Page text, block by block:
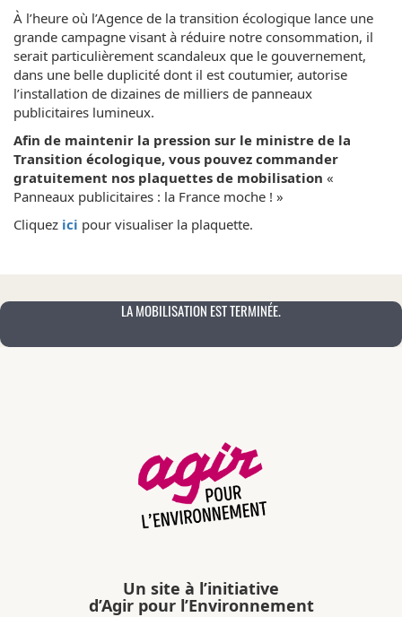
À l’heure où l’Agence de la transition écologique lance une
grande campagne visant à réduire notre consommation, il
serait particulièrement scandaleux que le gouvernement,
dans une belle duplicité dont il est coutumier, autorise
l’installation de dizaines de milliers de panneaux
publicitaires lumineux.
Afin de maintenir la pression sur le ministre de la
Transition écologique, vous pouvez commander
gratuitement nos plaquettes de mobilisation «
Panneaux publicitaires : la France moche ! »
Cliquez ici pour visualiser la plaquette.
LA MOBILISATION EST TERMINÉE.
Un site à l’initiative
d’Agir pour l’Environnement